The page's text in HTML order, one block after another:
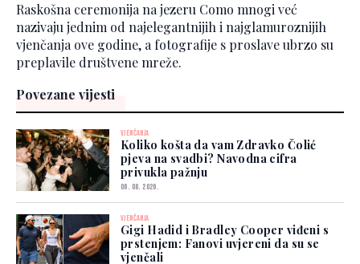
Raskošna ceremonija na jezeru Como mnogi već
nazivaju jednim od najelegantnijih i najglamuroznijih
vjenčanja ove godine, a fotografije s proslave ubrzo su
preplavile društvene mreže.
Povezane vijesti
VJENČANJA
Koliko košta da vam Zdravko Čolić
pjeva na svadbi? Navodna cifra
privukla pažnju
06. 08. 2026.
VJENČANJA
Gigi Hadid i Bradley Cooper viđeni s
prstenjem: Fanovi uvjereni da su se
vjenčali